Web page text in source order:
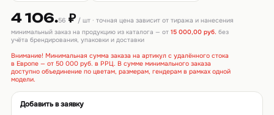
4 106.56₽/ шт · точная цена зависит от тиража и нанесения
минимальный заказ на продукцию из каталога — от 15 000,00 руб. без
учёта брендирования, упаковки и доставки
Внимание! Минимальная сумма заказа на артикул с удалённого стока
в Европе — от 50 000 руб. в РРЦ. В сумме минимального заказа
доступно объединение по цветам, размерам, гендерам в рамках одной
модели.
Добавить в заявку